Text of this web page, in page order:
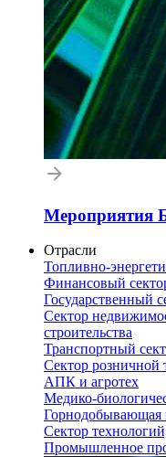
Мероприятия
Отрасли
Топливно-
Финансовый
Государственный
Сектор
строительства
Транспортный
Сектор розничной
АПК и агротех
Медико-
Горнодобывающая
Сектор
Промышленное